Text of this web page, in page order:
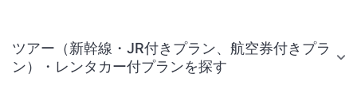
ツアー（新幹線・JR付きプラン、航空券付きプラ
ン）・レンタカー付プランを探す